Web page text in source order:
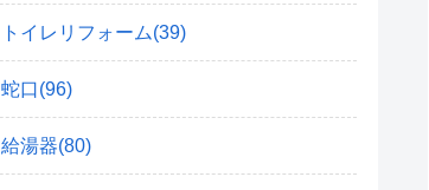
トイレリフォーム(39)
蛇口(96)
給湯器(80)